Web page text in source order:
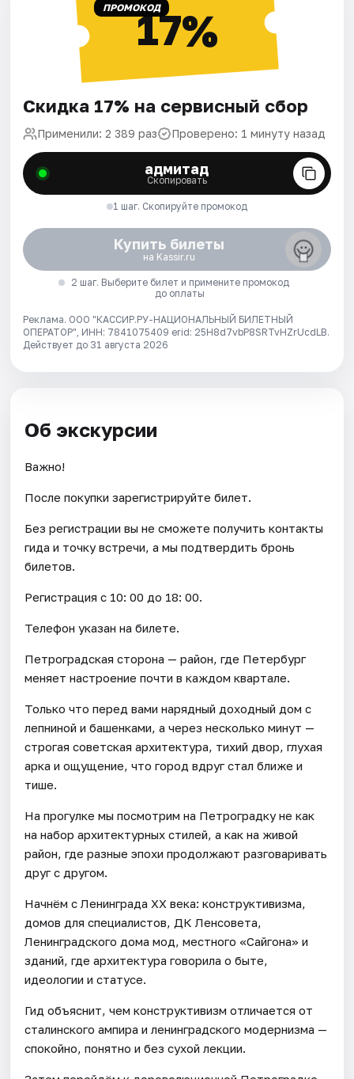
ПРОМОКОД17%
Скидка 17% на сервисный сбор
Применили: 2 389 раз Проверено: 1 минуту назад
адмитад
Скопировать
1 шаг. Скопируйте промокод
Купить билеты
на Kassir.ru
2 шаг. Выберите билет и примените промокод
до оплаты
Реклама. ООО "КАССИР.РУ-НАЦИОНАЛЬНЫЙ БИЛЕТНЫЙ
ОПЕРАТОР", ИНН: 7841075409 erid: 25H8d7vbP8SRTvHZrUcdLB.
Действует до 31 августа 2026
Об экскурсии
Важно!
После покупки зарегистрируйте билет.
Без регистрации вы не сможете получить контакты
гида и точку встречи, а мы подтвердить бронь
билетов.
Регистрация с 10: 00 до 18: 00.
Телефон указан на билете.
Петроградская сторона — район, где Петербург
меняет настроение почти в каждом квартале.
Только что перед вами нарядный доходный дом с
лепниной и башенками, а через несколько минут —
строгая советская архитектура, тихий двор, глухая
арка и ощущение, что город вдруг стал ближе и
тише.
На прогулке мы посмотрим на Петроградку не как
на набор архитектурных стилей, а как на живой
район, где разные эпохи продолжают разговаривать
друг с другом.
Начнём с Ленинграда XX века: конструктивизма,
домов для специалистов, ДК Ленсовета,
Ленинградского дома мод, местного «Сайгона» и
зданий, где архитектура говорила о быте,
идеологии и статусе.
Гид объяснит, чем конструктивизм отличается от
сталинского ампира и ленинградского модернизма —
спокойно, понятно и без сухой лекции.